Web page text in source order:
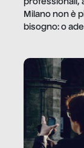
Milano non è
bisogno: o